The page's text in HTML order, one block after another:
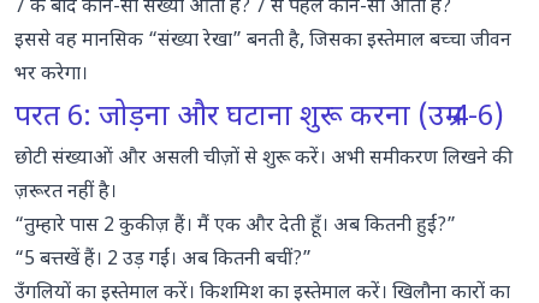
7 के बाद कौन-सी संख्या आती है? 7 से पहले कौन-सी आती है?
इससे वह मानसिक “संख्या रेखा” बनती है, जिसका इस्तेमाल बच्चा जीवन
भर करेगा।
परत 6: जोड़ना और घटाना शुरू करना (उम्र 4-6)
छोटी संख्याओं और असली चीज़ों से शुरू करें। अभी समीकरण लिखने की
ज़रूरत नहीं है।
“तुम्हारे पास 2 कुकीज़ हैं। मैं एक और देती हूँ। अब कितनी हुईं?”
“5 बत्तखें हैं। 2 उड़ गईं। अब कितनी बचीं?”
उँगलियों का इस्तेमाल करें। किशमिश का इस्तेमाल करें। खिलौना कारों का